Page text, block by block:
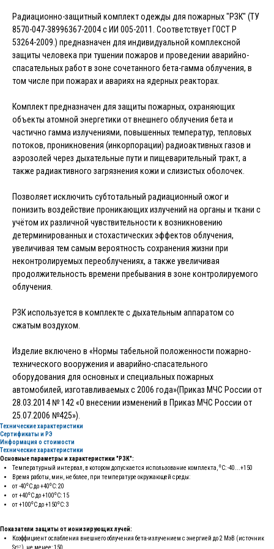
Радиационно-защитный комплект одежды для пожарных "РЗК" (ТУ
8570-047-38996367-2004 с ИИ 005-2011. Соответствует ГОСТ Р
53264-2009.) предназначен для индивидуальной комплексной
защиты человека при тушении пожаров и проведении аварийно-
спасательных работ в зоне сочетанного бета-гамма облучения, в
том числе при пожарах и авариях на ядерных реакторах.
Комплект предназначен для защиты пожарных, охраняющих
объекты атомной энергетики от внешнего облучения бета и
частично гамма излучениями, повышенных температур, тепловых
потоков, проникновения (инкорпорации) радиоактивных газов и
аэрозолей через дыхательные пути и пищеварительный тракт, а
также радиактивного загрязнения кожи и слизистых оболочек.
Позволяет исключить субтотальный радиационный ожог и
понизить воздействие проникающих излучений на органы и ткани с
учётом их различной чувствительности к возникновению
детерминированных и стохастических эффектов облучения,
увеличивая тем самым вероятность сохранения жизни при
неконтролируемых переоблучениях, а также увеличивая
продолжительность времени пребывания в зоне контролируемого
облучения.
РЗК используется в комплекте с дыхательным аппаратом со
сжатым воздухом.
Изделие включено в «Нормы табельной положенности пожарно-
технического вооружения и аварийно-спасательного
оборудования для основных и специальных пожарных
автомобилей, изготавливаемых с 2006 года»(Приказ МЧС России от
28.03.2014 № 142 «О внесении изменений в Приказ МЧС России от
25.07.2006 №425»).
Технические характеристики
Сертификаты и РЭ
Информация о стоимости
Технические характеристики
Основные параметры и характеристики "РЗК":
Температурный интервал, в котором допускается использование комплекта, ⁰С: -40...+150
Время работы, мин, не более, при температуре окружающей среды:
от -40⁰С до +40⁰С: 20
от +40⁰С до +100⁰С: 15
от +100⁰С до +150⁰С: 3
Показатели защиты от ионизирующих лучей:
Коэффициент ослабления внешнего облучения бета-излучением с энергией до 2 МэВ (источник
Sr⁵⁷), не менее: 150